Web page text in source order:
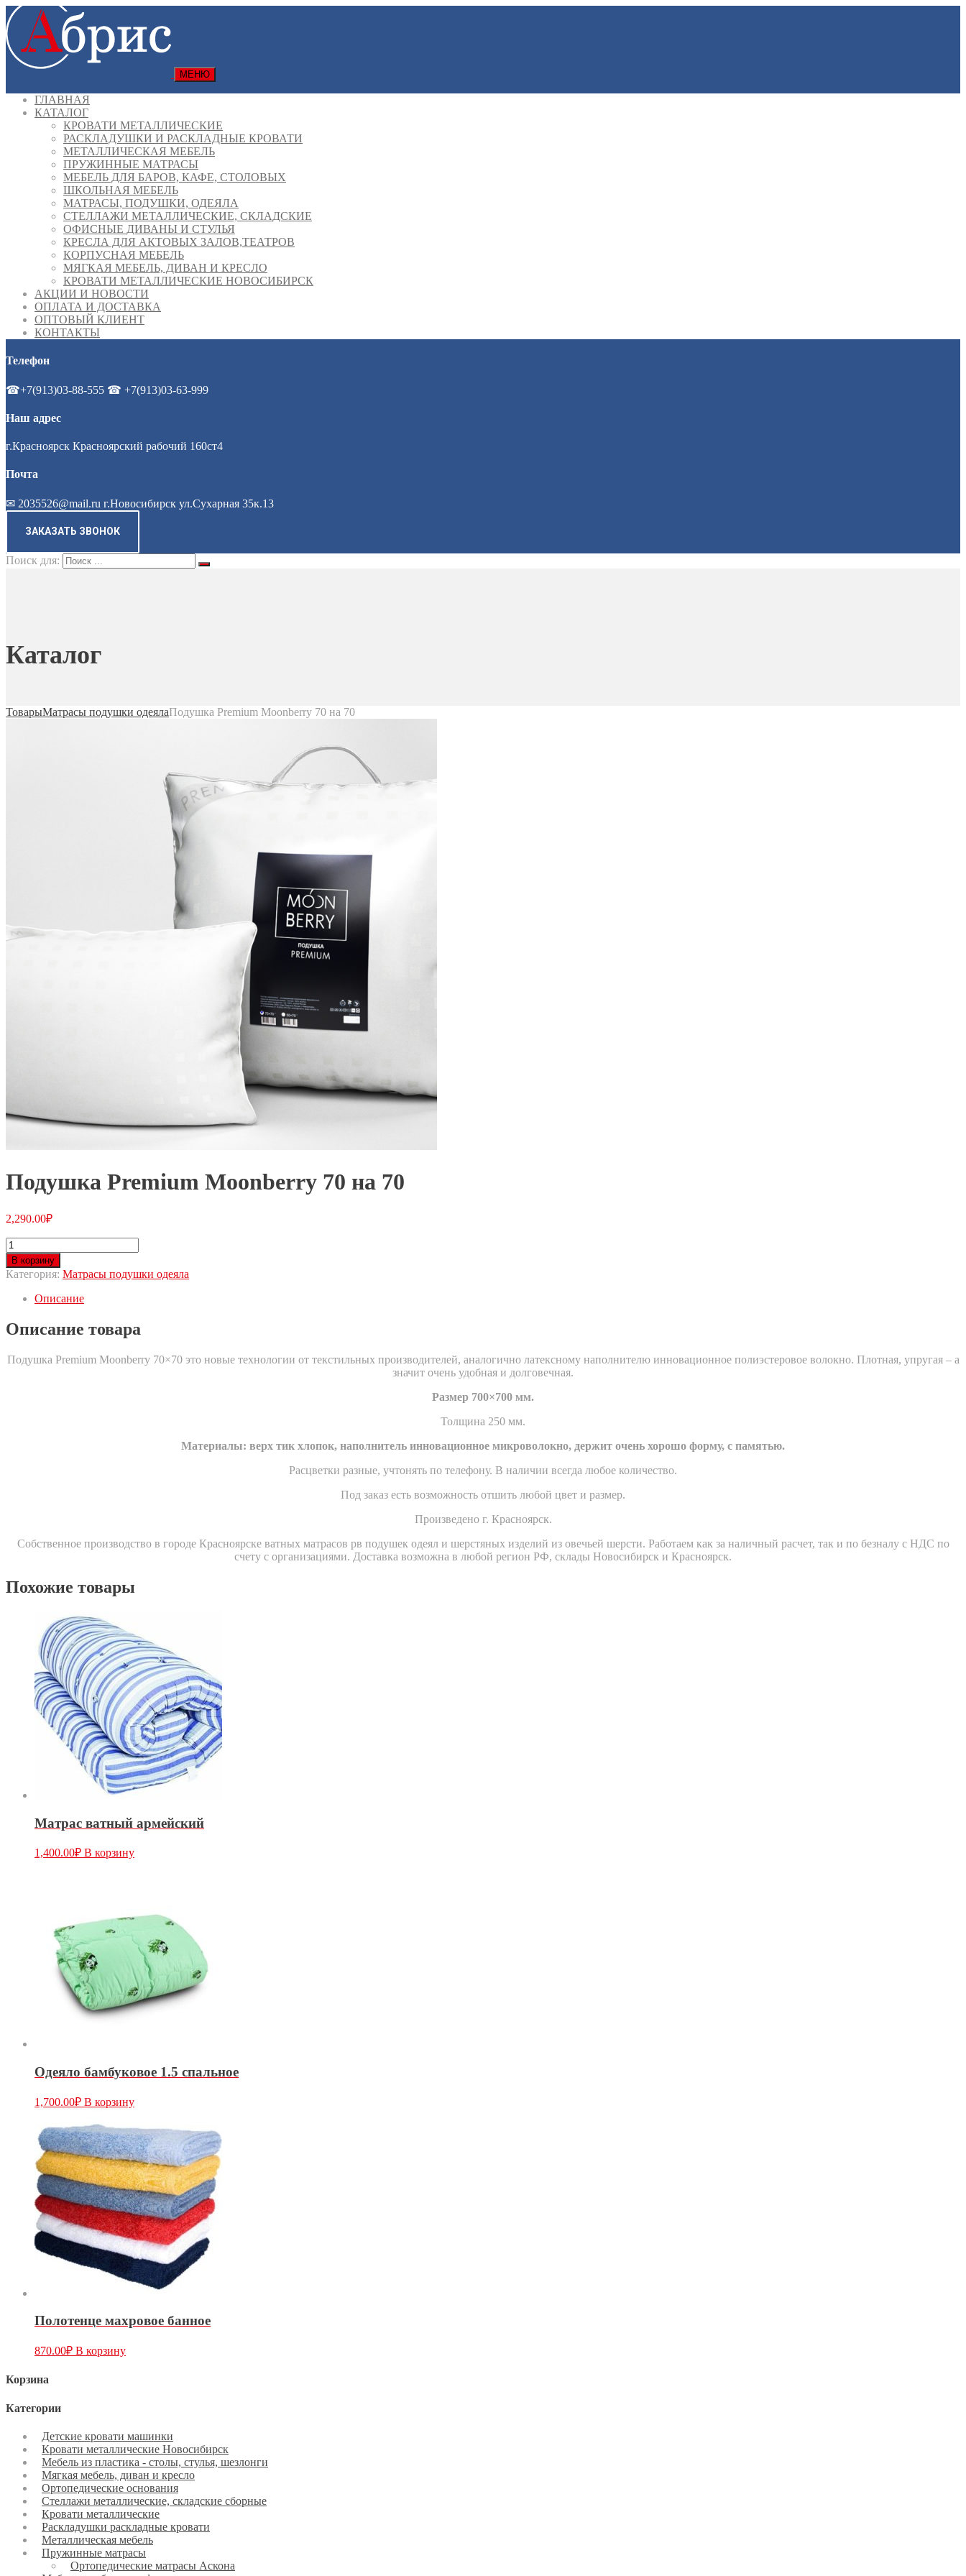
МЕНЮ
ГЛАВНАЯ
КАТАЛОГ
КРОВАТИ МЕТАЛЛИЧЕСКИЕ
РАСКЛАДУШКИ И РАСКЛАДНЫЕ КРОВАТИ
МЕТАЛЛИЧЕСКАЯ МЕБЕЛЬ
ПРУЖИННЫЕ МАТРАСЫ
МЕБЕЛЬ ДЛЯ БАРОВ, КАФЕ, СТОЛОВЫХ
ШКОЛЬНАЯ МЕБЕЛЬ
МАТРАСЫ, ПОДУШКИ, ОДЕЯЛА
СТЕЛЛАЖИ МЕТАЛЛИЧЕСКИЕ, СКЛАДСКИЕ
ОФИСНЫЕ ДИВАНЫ И СТУЛЬЯ
КРЕСЛА ДЛЯ АКТОВЫХ ЗАЛОВ,ТЕАТРОВ
КОРПУСНАЯ МЕБЕЛЬ
МЯГКАЯ МЕБЕЛЬ, ДИВАН И КРЕСЛО
КРОВАТИ МЕТАЛЛИЧЕСКИЕ НОВОСИБИРСК
АКЦИИ И НОВОСТИ
ОПЛАТА И ДОСТАВКА
ОПТОВЫЙ КЛИЕНТ
КОНТАКТЫ
Телефон
☎+7(913)03-88-555 ☎ +7(913)03-63-999
Наш адрес
г.Красноярск Красноярский рабочий 160ст4
Почта
✉ 2035526@mail.ru г.Новосибирск ул.Сухарная 35к.13
ЗАКАЗАТЬ ЗВОНОК
Поиск для:
Каталог
ТоварыМатрасы подушки одеялаПодушка Premium Moonberry 70 на 70
Подушка Premium Moonberry 70 на 70
2,290.00₽
В корзину
Категория: Матрасы подушки одеяла
Описание
Описание товара
Подушка Premium Moonberry 70×70 это новые технологии от текстильных производителей, аналогично латексному наполнителю инновационное полиэстеровое волокно. Плотная, упругая – а
значит очень удобная и долговечная.
Размер 700×700 мм.
Толщина 250 мм.
Материалы: верх тик хлопок, наполнитель инновационное микроволокно, держит очень хорошо форму, с памятью.
Расцветки разные, учтонять по телефону. В наличии всегда любое количество.
Под заказ есть возможность отшить любой цвет и размер.
Произведено г. Красноярск.
Собственное производство в городе Красноярске ватных матрасов рв подушек одеял и шерстяных изделий из овечьей шерсти. Работаем как за наличный расчет, так и по безналу с НДС по
счету с организациями. Доставка возможна в любой регион РФ, склады Новосибирск и Красноярск.
Похожие товары
Матрас ватный армейский
1,400.00₽ В корзину
Одеяло бамбуковое 1.5 спальное
1,700.00₽ В корзину
Полотенце махровое банное
870.00₽ В корзину
Корзина
Категории
Детские кровати машинки
Кровати металлические Новосибирск
Мебель из пластика - столы, стулья, шезлонги
Мягкая мебель, диван и кресло
Ортопедические основания
Стеллажи металлические, складские сборные
Кровати металлические
Раскладушки раскладные кровати
Металлическая мебель
Пружинные матрасы
Ортопедические матрасы Аскона